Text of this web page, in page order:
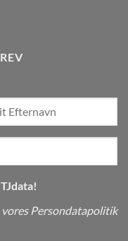
Persondatapolitik